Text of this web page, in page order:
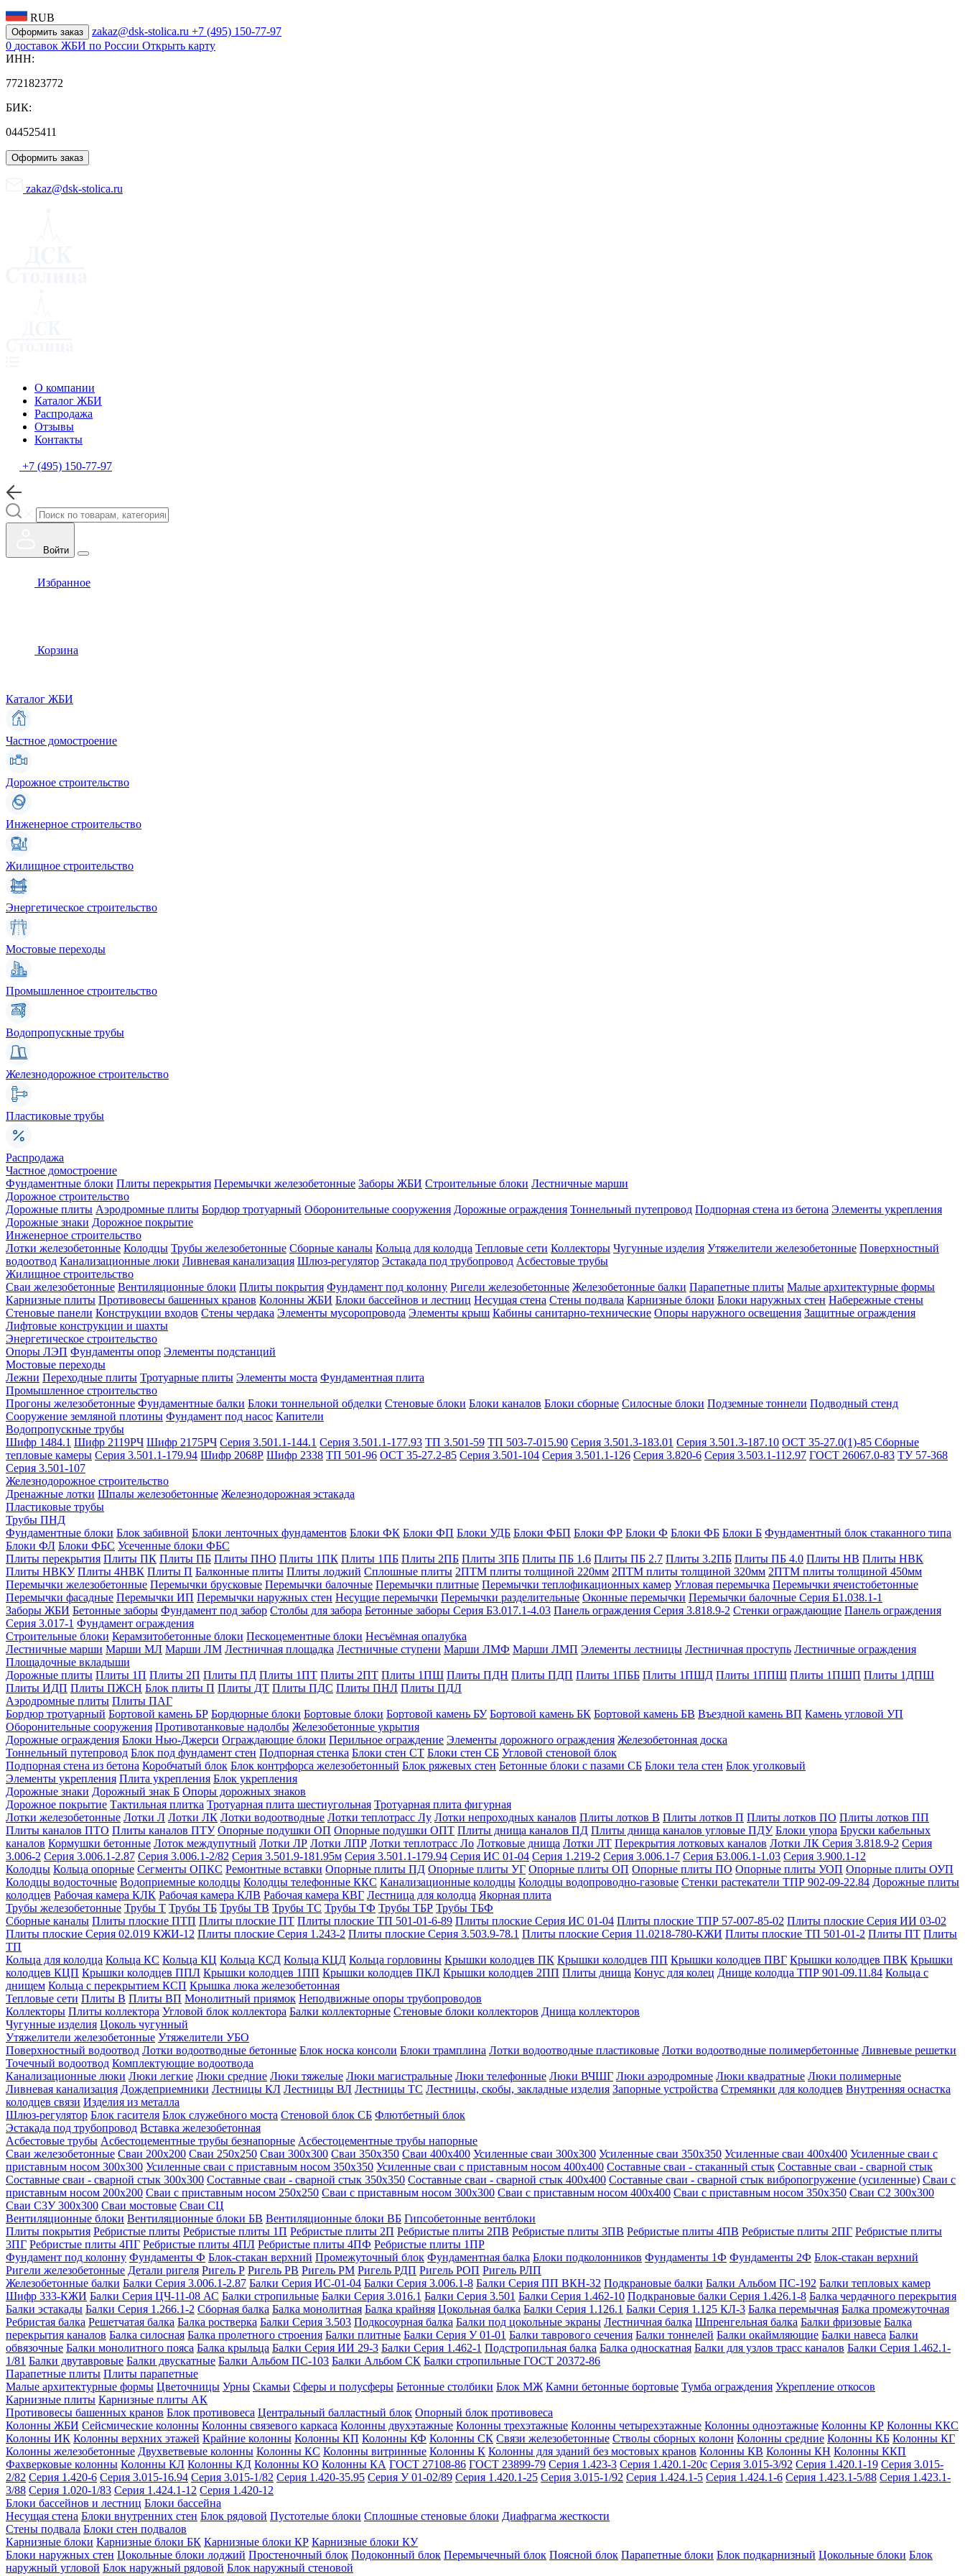
RUB
Оформить заказ zakaz@dsk-stolica.ru +7 (495) 150-77-97
0 доставок ЖБИ по России Открыть карту
ИНН:
7721823772
БИК:
044525411
Оформить заказ
zakaz@dsk-stolica.ru
О компании
Каталог ЖБИ
Распродажа
Отзывы
Контакты
+7 (495) 150-77-97
Войти
Избранное
Корзина
Каталог ЖБИ
Частное домостроение
Дорожное строительство
Инженерное строительство
Жилищное строительство
Энергетическое строительство
Мостовые переходы
Промышленное строительство
Водопропускные трубы
Железнодорожное строительство
Пластиковые трубы
Распродажа
Частное домостроение
Фундаментные блоки Плиты перекрытия Перемычки железобетонные Заборы ЖБИ Строительные блоки Лестничные марши
Дорожное строительство
Дорожные плиты Аэродромные плиты Бордюр тротуарный Оборонительные сооружения Дорожные ограждения Тоннельный путепровод Подпорная стена из бетона Элементы укрепления
Дорожные знаки Дорожное покрытие
Инженерное строительство
Лотки железобетонные Колодцы Трубы железобетонные Сборные каналы Кольца для колодца Тепловые сети Коллекторы Чугунные изделия Утяжелители железобетонные Поверхностный
водоотвод Канализационные люки Ливневая канализация Шлюз-регулятор Эстакада под трубопровод Асбестовые трубы
Жилищное строительство
Сваи железобетонные Вентиляционные блоки Плиты покрытия Фундамент под колонну Ригели железобетонные Железобетонные балки Парапетные плиты Малые архитектурные формы
Карнизные плиты Противовесы башенных кранов Колонны ЖБИ Блоки бассейнов и лестниц Несущая стена Стены подвала Карнизные блоки Блоки наружных стен Набережные стены
Стеновые панели Конструкции входов Стены чердака Элементы мусоропровода Элементы крыш Кабины санитарно-технические Опоры наружного освещения Защитные ограждения
Лифтовые конструкции и шахты
Энергетическое строительство
Опоры ЛЭП Фундаменты опор Элементы подстанций
Мостовые переходы
Лежни Переходные плиты Тротуарные плиты Элементы моста Фундаментная плита
Промышленное строительство
Прогоны железобетонные Фундаментные балки Блоки тоннельной обделки Стеновые блоки Блоки каналов Блоки сборные Силосные блоки Подземные тоннели Подводный стенд
Сооружение земляной плотины Фундамент под насос Капители
Водопропускные трубы
Шифр 1484.1 Шифр 2119РЧ Шифр 2175РЧ Серия 3.501.1-144.1 Серия 3.501.1-177.93 ТП 3.501-59 ТП 503-7-015.90 Серия 3.501.3-183.01 Серия 3.501.3-187.10 ОСТ 35-27.0(1)-85 Сборные
тепловые камеры Серия 3.501.1-179.94 Шифр 2068Р Шифр 2338 ТП 501-96 ОСТ 35-27.2-85 Серия 3.501-104 Серия 3.501.1-126 Серия 3.820-6 Серия 3.503.1-112.97 ГОСТ 26067.0-83 ТУ 57-368
Серия 3.501-107
Железнодорожное строительство
Дренажные лотки Шпалы железобетонные Железнодорожная эстакада
Пластиковые трубы
Трубы ПНД
Фундаментные блоки Блок забивной Блоки ленточных фундаментов Блоки ФК Блоки ФП Блоки УДБ Блоки ФБП Блоки ФР Блоки Ф Блоки ФБ Блоки Б Фундаментный блок стаканного типа
Блоки ФЛ Блоки ФБС Усеченные блоки ФБС
Плиты перекрытия Плиты ПК Плиты ПБ Плиты ПНО Плиты 1ПК Плиты 1ПБ Плиты 2ПБ Плиты 3ПБ Плиты ПБ 1.6 Плиты ПБ 2.7 Плиты 3.2ПБ Плиты ПБ 4.0 Плиты НВ Плиты НВК
Плиты НВКУ Плиты 4НВК Плиты П Балконные плиты Плиты лоджий Сплошные плиты 2ПТМ плиты толщиной 220мм 2ПТМ плиты толщиной 320мм 2ПТМ плиты толщиной 450мм
Перемычки железобетонные Перемычки брусковые Перемычки балочные Перемычки плитные Перемычки теплофикационных камер Угловая перемычка Перемычки ячеистобетонные
Перемычки фасадные Перемычки ИП Перемычки наружных стен Несущие перемычки Перемычки разделительные Оконные перемычки Перемычки балочные Серия Б1.038.1-1
Заборы ЖБИ Бетонные заборы Фундамент под забор Столбы для забора Бетонные заборы Серия Б3.017.1-4.03 Панель ограждения Серия 3.818.9-2 Стенки ограждающие Панель ограждения
Серия 3.017-1 Фундамент ограждения
Строительные блоки Керамзитобетонные блоки Пескоцементные блоки Несъёмная опалубка
Лестничные марши Марши МЛ Марши ЛМ Лестничная площадка Лестничные ступени Марши ЛМФ Марши ЛМП Элементы лестницы Лестничная проступь Лестничные ограждения
Площадочные вкладыши
Дорожные плиты Плиты 1П Плиты 2П Плиты ПД Плиты 1ПТ Плиты 2ПТ Плиты 1ПШ Плиты ПДН Плиты ПДП Плиты 1ПББ Плиты 1ПШД Плиты 1ППШ Плиты 1ПШП Плиты 1ДПШ
Плиты ИДП Плиты ПЖСН Блок плиты П Плиты ДТ Плиты ПДС Плиты ПНЛ Плиты ПДЛ
Аэродромные плиты Плиты ПАГ
Бордюр тротуарный Бортовой камень БР Бордюрные блоки Бортовые блоки Бортовой камень БУ Бортовой камень БК Бортовой камень БВ Въездной камень ВП Камень угловой УП
Оборонительные сооружения Противотанковые надолбы Железобетонные укрытия
Дорожные ограждения Блоки Нью-Джерси Ограждающие блоки Перильное ограждение Элементы дорожного ограждения Железобетонная доска
Тоннельный путепровод Блок под фундамент стен Подпорная стенка Блоки стен СТ Блоки стен СБ Угловой стеновой блок
Подпорная стена из бетона Коробчатый блок Блок контрфорса железобетонный Блок ряжевых стен Бетонные блоки с пазами СБ Блоки тела стен Блок уголковый
Элементы укрепления Плита укрепления Блок укрепления
Дорожные знаки Дорожный знак Б Опоры дорожных знаков
Дорожное покрытие Тактильная плитка Тротуарная плита шестиугольная Тротуарная плита фигурная
Лотки железобетонные Лотки Л Лотки ЛК Лотки водоотводные Лотки теплотрасс Лу Лотки непроходных каналов Плиты лотков В Плиты лотков П Плиты лотков ПО Плиты лотков ПП
Плиты каналов ПТО Плиты каналов ПТУ Опорные подушки ОП Опорные подушки ОПТ Плиты днища каналов ПД Плиты днища каналов угловые ПДУ Блоки упора Бруски кабельных
каналов Кормушки бетонные Лоток междупутный Лотки ЛР Лотки ЛПР Лотки теплотрасс Ло Лотковые днища Лотки ЛТ Перекрытия лотковых каналов Лотки ЛК Серия 3.818.9-2 Серия
3.006-2 Серия 3.006.1-2.87 Серия 3.006.1-2/82 Серия 3.501.9-181.95м Серия 3.501.1-179.94 Серия ИС 01-04 Серия 1.219-2 Серия 3.006.1-7 Серия Б3.006.1-1.03 Серия 3.900.1-12
Колодцы Кольца опорные Сегменты ОПКС Ремонтные вставки Опорные плиты ПД Опорные плиты УГ Опорные плиты ОП Опорные плиты ПО Опорные плиты УОП Опорные плиты ОУП
Колодцы водосточные Водоприемные колодцы Колодцы телефонные ККС Канализационные колодцы Колодцы водопроводно-газовые Стенки растекатели ТПР 902-09-22.84 Дорожные плиты
колодцев Рабочая камера КЛК Рабочая камера КЛВ Рабочая камера КВГ Лестница для колодца Якорная плита
Трубы железобетонные Трубы Т Трубы ТБ Трубы ТВ Трубы ТС Трубы ТФ Трубы ТБР Трубы ТБФ
Сборные каналы Плиты плоские ПТП Плиты плоские ПТ Плиты плоские ТП 501-01-6-89 Плиты плоские Серия ИС 01-04 Плиты плоские ТПР 57-007-85-02 Плиты плоские Серия ИИ 03-02
Плиты плоские Серия 02.019 КЖИ-12 Плиты плоские Серия 1.243-2 Плиты плоские Серия 3.503.9-78.1 Плиты плоские Серия 11.0218-780-КЖИ Плиты плоские ТП 501-01-2 Плиты ПТ Плиты
ТП
Кольца для колодца Кольца КС Кольца КЦ Кольца КСД Кольца КЦД Кольца горловины Крышки колодцев ПК Крышки колодцев ПП Крышки колодцев ПВГ Крышки колодцев ПВК Крышки
колодцев КЦП Крышки колодцев ППЛ Крышки колодцев 1ПП Крышки колодцев ПКЛ Крышки колодцев 2ПП Плиты днища Конус для колец Днище колодца ТПР 901-09.11.84 Кольца с
днищем Кольца с перекрытием КСП Крышка люка железобетонная
Тепловые сети Плиты В Плиты ВП Монолитный приямок Неподвижные опоры трубопроводов
Коллекторы Плиты коллектора Угловой блок коллектора Балки коллекторные Стеновые блоки коллекторов Днища коллекторов
Чугунные изделия Цоколь чугунный
Утяжелители железобетонные Утяжелители УБО
Поверхностный водоотвод Лотки водоотводные бетонные Блок носка консоли Блоки трамплина Лотки водоотводные пластиковые Лотки водоотводные полимербетонные Ливневые решетки
Точечный водоотвод Комплектующие водоотвода
Канализационные люки Люки легкие Люки средние Люки тяжелые Люки магистральные Люки телефонные Люки ВЧШГ Люки аэродромные Люки квадратные Люки полимерные
Ливневая канализация Дождеприемники Лестницы КЛ Лестницы ВЛ Лестницы ТС Лестницы, скобы, закладные изделия Запорные устройства Стремянки для колодцев Внутренняя оснастка
колодцев связи Изделия из металла
Шлюз-регулятор Блок гасителя Блок служебного моста Стеновой блок СБ Флютбетный блок
Эстакада под трубопровод Вставка железобетонная
Асбестовые трубы Асбестоцементные трубы безнапорные Асбестоцементные трубы напорные
Сваи железобетонные Сваи 200х200 Сваи 250х250 Сваи 300х300 Сваи 350х350 Сваи 400х400 Усиленные сваи 300х300 Усиленные сваи 350х350 Усиленные сваи 400х400 Усиленные сваи с
приставным носом 300х300 Усиленные сваи с приставным носом 350х350 Усиленные сваи с приставным носом 400х400 Составные сваи - стаканный стык Составные сваи - сварной стык
Составные сваи - сварной стык 300х300 Составные сваи - сварной стык 350х350 Составные сваи - сварной стык 400х400 Составные сваи - сварной стык вибропогружение (усиленные) Сваи с
приставным носом 200х200 Сваи с приставным носом 250х250 Сваи с приставным носом 300х300 Сваи с приставным носом 400х400 Сваи с приставным носом 350х350 Сваи С2 300х300
Сваи С3У 300х300 Сваи мостовые Сваи СЦ
Вентиляционные блоки Вентиляционные блоки БВ Вентиляционные блоки ВБ Гипсобетонные вентблоки
Плиты покрытия Ребристые плиты Ребристые плиты 1П Ребристые плиты 2П Ребристые плиты 2ПВ Ребристые плиты 3ПВ Ребристые плиты 4ПВ Ребристые плиты 2ПГ Ребристые плиты
3ПГ Ребристые плиты 4ПГ Ребристые плиты 4ПЛ Ребристые плиты 4ПФ Ребристые плиты 1ПР
Фундамент под колонну Фундаменты Ф Блок-стакан верхний Промежуточный блок Фундаментная балка Блоки подколонников Фундаменты 1Ф Фундаменты 2Ф Блок-стакан верхний
Ригели железобетонные Детали ригеля Ригель Р Ригель РВ Ригель РМ Ригель РДП Ригель РОП Ригель РЛП
Железобетонные балки Балки Серия 3.006.1-2.87 Балки Серия ИС-01-04 Балки Серия 3.006.1-8 Балки Серия ПП ВКН-32 Подкрановые балки Балки Альбом ПС-192 Балки тепловых камер
Шифр 333-КЖИ Балки Серия ЦЧ-11-08 АС Балки стропильные Балки Серия 3.016.1 Балки Серия 3.501 Балки Серия 1.462-10 Подкрановые балки Серия 1.426.1-8 Балка чердачного перекрытия
Балки эстакады Балки Серия 1.266.1-2 Сборная балка Балка монолитная Балка крайняя Цокольная балка Балки Серия 1.126.1 Балки Серия 1.125 КЛ-3 Балка перемычная Балка промежуточная
Ребристая балка Решетчатая балка Балка ростверка Балки Серия 3.503 Подкосоурная балка Балки под цокольные экраны Лестничная балка Шпренгельная балка Балки фризовые Балка
перекрытия каналов Балка силосная Балка пролетного строения Балки плитные Балки Серия У 01-01 Балки таврового сечения Балки тоннелей Балки окаймляющие Балки навеса Балки
обвязочные Балки монолитного пояса Балка крыльца Балки Серия ИИ 29-3 Балки Серия 1.462-1 Подстропильная балка Балка односкатная Балки для узлов трасс каналов Балки Серия 1.462.1-
1/81 Балки двутавровые Балки двускатные Балки Альбом ПС-103 Балки Альбом СК Балки стропильные ГОСТ 20372-86
Парапетные плиты Плиты парапетные
Малые архитектурные формы Цветочницы Урны Скамьи Сферы и полусферы Бетонные столбики Блок МЖ Камни бетонные бортовые Тумба ограждения Укрепление откосов
Карнизные плиты Карнизные плиты АК
Противовесы башенных кранов Блок противовеса Центральный балластный блок Опорный блок противовеса
Колонны ЖБИ Сейсмические колонны Колонны связевого каркаса Колонны двухэтажные Колонны трехэтажные Колонны четырехэтажные Колонны одноэтажные Колонны КР Колонны ККС
Колонны ИК Колонны верхних этажей Крайние колонны Колонны КП Колонны КФ Колонны СК Связи железобетонные Стволы сборных колонн Колонны средние Колонны КБ Колонны КГ
Колонны железобетонные Двухветвевые колонны Колонны КС Колонны витринные Колонны К Колонны для зданий без мостовых кранов Колонны КВ Колонны КН Колонны ККП
Фахверковые колонны Колонны КЛ Колонны КД Колонны КО Колонны КА ГОСТ 27108-86 ГОСТ 23899-79 Серия 1.423-3 Серия 1.420.1-20с Серия 3.015-3/92 Серия 1.420.1-19 Серия 3.015-
2/82 Серия 1.420-6 Серия 3.015-16.94 Серия 3.015-1/82 Серия 1.420-35.95 Серия У 01-02/89 Серия 1.420.1-25 Серия 3.015-1/92 Серия 1.424.1-5 Серия 1.424.1-6 Серия 1.423.1-5/88 Серия 1.423.1-
3/88 Серия 1.020-1/83 Серия 1.424.1-12 Серия 1.420-12
Блоки бассейнов и лестниц Блоки бассейна
Несущая стена Блоки внутренних стен Блок рядовой Пустотелые блоки Сплошные стеновые блоки Диафрагма жесткости
Стены подвала Блоки стен подвалов
Карнизные блоки Карнизные блоки БК Карнизные блоки КР Карнизные блоки КУ
Блоки наружных стен Цокольные блоки лоджий Простеночный блок Подоконный блок Перемычечный блок Поясной блок Парапетные блоки Блок подкарнизный Цокольные блоки Блок
наружный угловой Блок наружный рядовой Блок наружный стеновой